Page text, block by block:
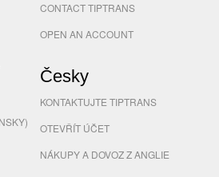
CONTACT TIPTRANS
OPEN AN ACCOUNT
Česky
KONTAKTUJTE TIPTRANS
OTEVŘÍT ÚČET
NÁKUPY A DOVOZ Z ANGLIE